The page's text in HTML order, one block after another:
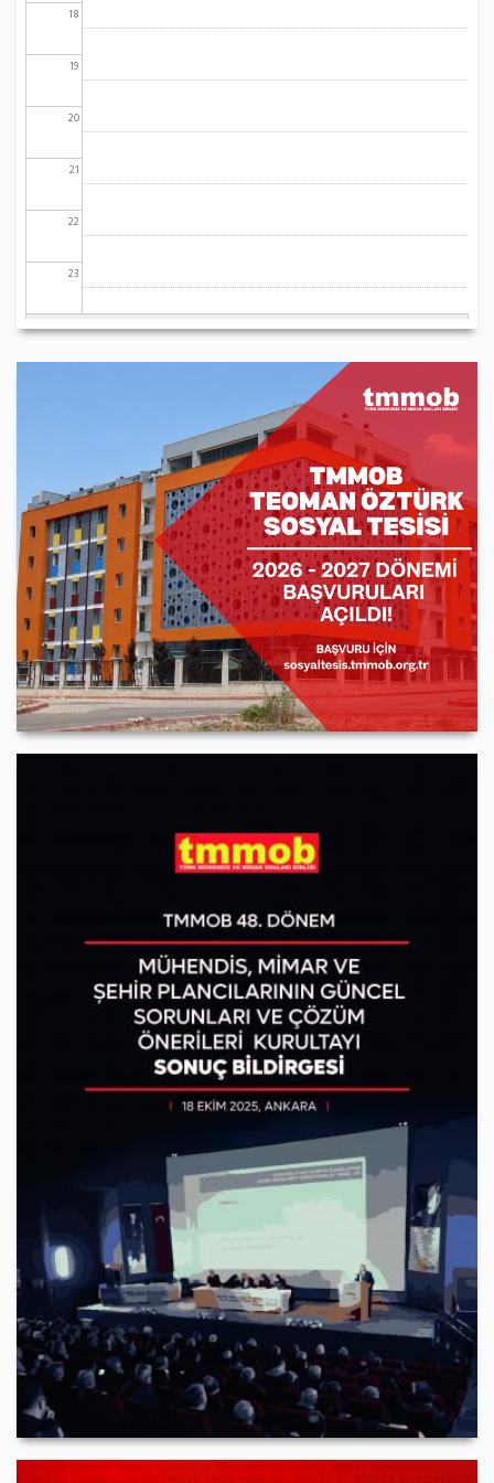
18
19
20
21
22
23